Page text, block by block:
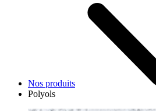
Nos produits
Polyols